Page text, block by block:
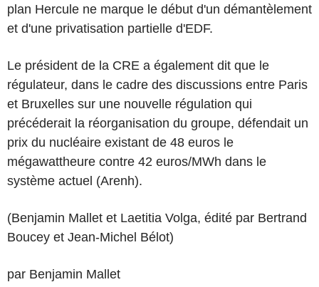
plan Hercule ne marque le début d'un démantèlement
et d'une privatisation partielle d'EDF.
Le président de la CRE a également dit que le
régulateur, dans le cadre des discussions entre Paris
et Bruxelles sur une nouvelle régulation qui
précéderait la réorganisation du groupe, défendait un
prix du nucléaire existant de 48 euros le
mégawattheure contre 42 euros/MWh dans le
système actuel (Arenh).
(Benjamin Mallet et Laetitia Volga, édité par Bertrand
Boucey et Jean-Michel Bélot)
par Benjamin Mallet